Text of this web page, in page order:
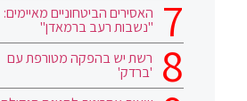
האסירים הביטחוניים מאיימים:
"נשבות רעב ברמאדן"
רשת יש בהפקה מטורפת עם
'ברדק'